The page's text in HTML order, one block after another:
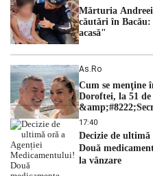
Mărturia
căutări în
acasă"
As.ro
Cum se menţine
Doroftei, la 51 de
dezvăluit
17:40
Decizie de
Două
la vânzare